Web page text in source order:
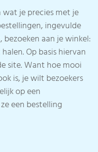
je precies met je
ingevulde
aan je winkel:
Op basis hiervan
site. Want hoe mooi
is, je wilt bezoekers
op een
een bestelling